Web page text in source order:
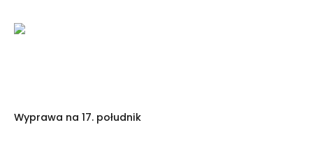
Wyprawa na 17. południk